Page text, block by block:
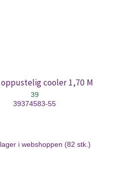
oppustelig cooler 1,70 M
39
39374583-55
i webshoppen (82 stk.)